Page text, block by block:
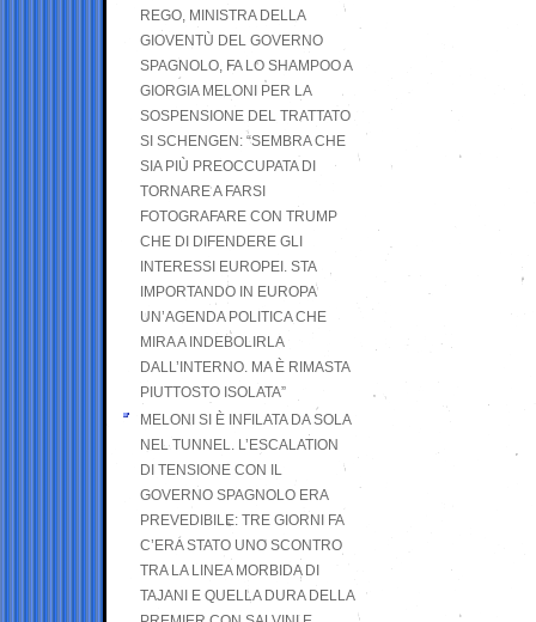
REGO, MINISTRA DELLA
GIOVENTÙ DEL GOVERNO
SPAGNOLO, FA LO SHAMPOO A
GIORGIA MELONI PER LA
SOSPENSIONE DEL TRATTATO
SI SCHENGEN: “SEMBRA CHE
SIA PIÙ PREOCCUPATA DI
TORNARE A FARSI
FOTOGRAFARE CON TRUMP
CHE DI DIFENDERE GLI
INTERESSI EUROPEI. STA
IMPORTANDO IN EUROPA
UN’AGENDA POLITICA CHE
MIRA A INDEBOLIRLA
DALL’INTERNO. MA È RIMASTA
PIUTTOSTO ISOLATA”
MELONI SI È INFILATA DA SOLA
NEL TUNNEL. L’ESCALATION
DI TENSIONE CON IL
GOVERNO SPAGNOLO ERA
PREVEDIBILE: TRE GIORNI FA
C’ERA STATO UNO SCONTRO
TRA LA LINEA MORBIDA DI
TAJANI E QUELLA DURA DELLA